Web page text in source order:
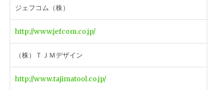
ジェフコム（株）
http://www.jefcom.co.jp/
（株）ＴＪＭデザイン
http://www.tajimatool.co.jp/